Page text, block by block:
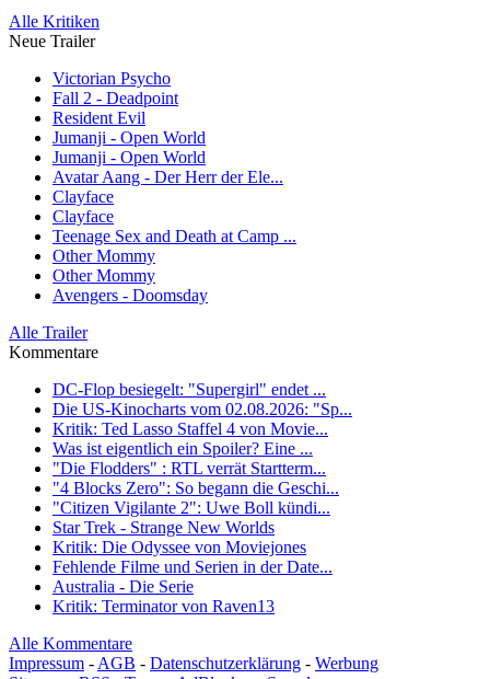
Alle Kritiken
Neue Trailer
Victorian Psycho
Fall 2 - Deadpoint
Resident Evil
Jumanji - Open World
Jumanji - Open World
Avatar Aang - Der Herr der Ele...
Clayface
Clayface
Teenage Sex and Death at Camp ...
Other Mommy
Other Mommy
Avengers - Doomsday
Alle Trailer
Kommentare
DC-Flop besiegelt: "Supergirl" endet ...
Die US-Kinocharts vom 02.08.2026: "Sp...
Kritik: Ted Lasso Staffel 4 von Movie...
Was ist eigentlich ein Spoiler? Eine ...
"Die Flodders" : RTL verrät Startterm...
"4 Blocks Zero": So begann die Geschi...
"Citizen Vigilante 2": Uwe Boll kündi...
Star Trek - Strange New Worlds
Kritik: Die Odyssee von Moviejones
Fehlende Filme und Serien in der Date...
Australia - Die Serie
Kritik: Terminator von Raven13
Alle Kommentare
Impressum - AGB - Datenschutzerklärung - Werbung